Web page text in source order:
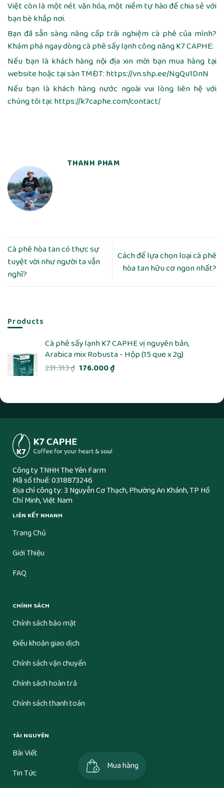
Mua hàng
Việt còn là một nét văn hóa, một niềm tự hào để chia sẻ với
bạn bè khắp nơi.
Bạn đã sẵn sàng nâng cấp trải nghiệm cà phê của mình?
Khám phá ngay dòng cà phê sấy lạnh công năng K7 CAPHE:
Nếu bạn là khách hàng nội địa xin mời bạn mua hàng tại
website hoặc tại sàn TMĐT:https://vn.shp.ee/NgQu1DnN
Nếu bạn là khách hàng nước ngoài vui lòng liên hệ với
chúng tôi tại:https://k7caphe.com/contact/
THANH PHAM
Cà phê hòa tan có thực sự
tuyệt vời như người ta vẫn
nghĩ?
Cách để lựa chọn loại cà phê
hòa tan hữu cơ ngon nhất?
Products
Cà phê sấy lạnh K7 CAPHE vị nguyên bản,
Arabica mix Robusta - Hộp (15 que x 2g)
231.313₫ Giá
176.000₫Giá
Công ty TNHH The Yên Farm
Mã số thuế: 0318873246
Địa chỉ công ty: 3 Nguyễn Cơ Thạch, Phường An Khánh, TP Hồ
Chí Minh, Việt Nam
LIÊN KẾT NHANH
Trang Chủ
Giới Thiệu
FAQ
CHÍNH SÁCH
Chính sách bảo mật
Điều khoản giao dịch
Chính sách vận chuyển
Chính sách hoàn trả
Chính sách thanh toán
TÀI NGUYÊN
Bài Viết
Tin Tức